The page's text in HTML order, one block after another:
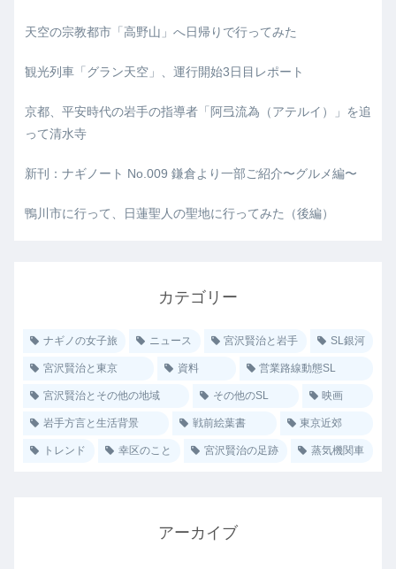
天空の宗教都市「高野山」へ日帰りで行ってみた
観光列車「グラン天空」、運行開始3日目レポート
京都、平安時代の岩手の指導者「阿弖流為（アテルイ）」を追
って清水寺
新刊：ナギノート No.009 鎌倉より一部ご紹介〜グルメ編〜
鴨川市に行って、日蓮聖人の聖地に行ってみた（後編）
カテゴリー
ナギノの女子旅 ニュース 宮沢賢治と岩手 SL銀河
宮沢賢治と東京 資料 営業路線動態SL
宮沢賢治とその他の地域 その他のSL 映画
岩手方言と生活背景 戦前絵葉書 東京近郊
トレンド 幸区のこと 宮沢賢治の足跡 蒸気機関車
アーカイブ